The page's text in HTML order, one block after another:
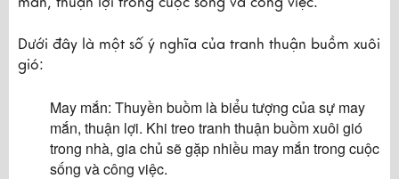
Dưới đây là một số ý nghĩa của tranh thuận buồm xuôi
gió:
May mắn: Thuyền buồm là biểu tượng của sự may
mắn, thuận lợi. Khi treo tranh thuận buồm xuôi gió
trong nhà, gia chủ sẽ gặp nhiều may mắn trong cuộc
sống và công việc.